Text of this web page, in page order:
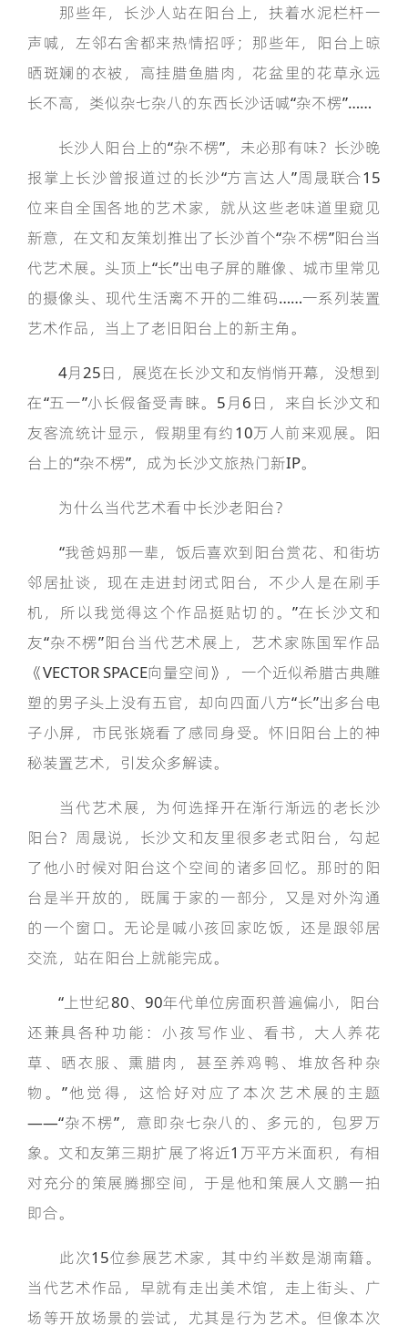
那些年，长沙人站在阳台上，扶着水泥栏杆一
声喊，左邻右舍都来热情招呼；那些年，阳台上晾
晒斑斓的衣被，高挂腊鱼腊肉，花盆里的花草永远
长不高，类似杂七杂八的东西长沙话喊“杂不楞”……
长沙人阳台上的“杂不楞”，未必那有味？长沙晚
报掌上长沙曾报道过的长沙“方言达人”周晟联合15
位来自全国各地的艺术家，就从这些老味道里窥见
新意，在文和友策划推出了长沙首个“杂不楞”阳台当
代艺术展。头顶上“长”出电子屏的雕像、城市里常见
的摄像头、现代生活离不开的二维码……一系列装置
艺术作品，当上了老旧阳台上的新主角。
4月25日，展览在长沙文和友悄悄开幕，没想到
在“五一”小长假备受青睐。5月6日，来自长沙文和
友客流统计显示，假期里有约10万人前来观展。阳
台上的“杂不楞”，成为长沙文旅热门新IP。
为什么当代艺术看中长沙老阳台？
“我爸妈那一辈，饭后喜欢到阳台赏花、和街坊
邻居扯谈，现在走进封闭式阳台，不少人是在刷手
机，所以我觉得这个作品挺贴切的。”在长沙文和
友“杂不楞”阳台当代艺术展上，艺术家陈国军作品
《VECTOR SPACE向量空间》，一个近似希腊古典雕
塑的男子头上没有五官，却向四面八方“长”出多台电
子小屏，市民张娆看了感同身受。怀旧阳台上的神
秘装置艺术，引发众多解读。
当代艺术展，为何选择开在渐行渐远的老长沙
阳台？周晟说，长沙文和友里很多老式阳台，勾起
了他小时候对阳台这个空间的诸多回忆。那时的阳
台是半开放的，既属于家的一部分，又是对外沟通
的一个窗口。无论是喊小孩回家吃饭，还是跟邻居
交流，站在阳台上就能完成。
“上世纪80、90年代单位房面积普遍偏小，阳台
还兼具各种功能：小孩写作业、看书，大人养花
草、晒衣服、熏腊肉，甚至养鸡鸭、堆放各种杂
物。”他觉得，这恰好对应了本次艺术展的主题
——“杂不楞”，意即杂七杂八的、多元的，包罗万
象。文和友第三期扩展了将近1万平方米面积，有相
对充分的策展腾挪空间，于是他和策展人文鹏一拍
即合。
此次15位参展艺术家，其中约半数是湖南籍。
当代艺术作品，早就有走出美术馆，走上街头、广
场等开放场景的尝试，尤其是行为艺术。但像本次